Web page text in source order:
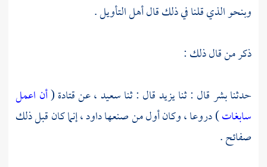
وبنحو الذي قلنا في ذلك قال أهل التأويل .
ذكر من قال ذلك :
حدثنابشرقال : ثنايزيدقال : ثناسعيد ،عنقتادة(أن اعمل
سابغات) دروعا ، وكان أول من صنعها داود ، إنما كان قبل ذلك
صفائح .